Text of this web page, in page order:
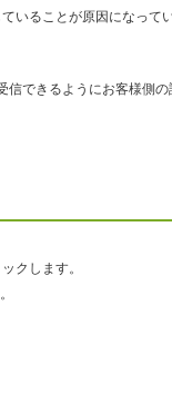
いることが原因になって
できるようにお客様側
クします。